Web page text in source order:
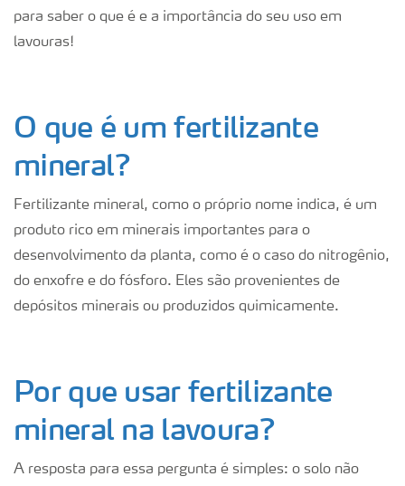
para saber o que é e a importância do seu uso em
lavouras!
O que é um fertilizante
mineral?
Fertilizante mineral, como o próprio nome indica, é um
produto rico em minerais importantes para o
desenvolvimento da planta, como é o caso do nitrogênio,
do enxofre e do fósforo. Eles são provenientes de
depósitos minerais ou produzidos quimicamente.
Por que usar fertilizante
mineral na lavoura?
A resposta para essa pergunta é simples: o solo não